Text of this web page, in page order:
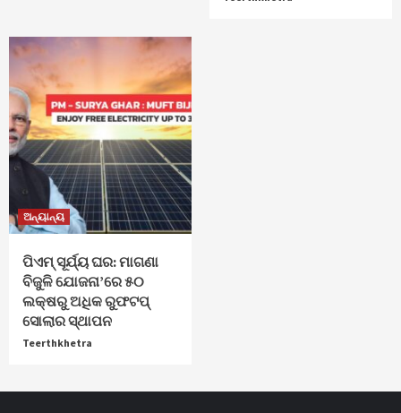
ଅନ୍ୟାନ୍ୟ
ପିଏମ୍ ସୂର୍ଯ୍ୟ ଘର: ମାଗଣା
ବିଜୁଳି ଯୋଜନା’ରେ ୫୦
ଲକ୍ଷରୁ ଅଧିକ ରୁଫଟପ୍
ସୋଲାର ସ୍ଥାପନ
Teerthkhetra